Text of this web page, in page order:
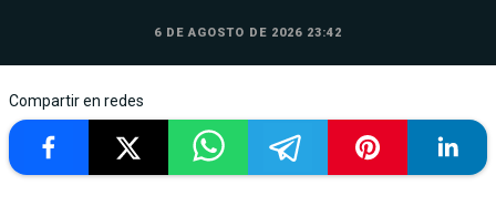
6 DE AGOSTO DE 2026 23:42
Compartir en redes